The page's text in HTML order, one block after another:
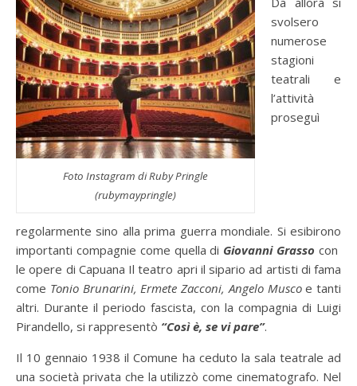
Foto Instagram di Ruby Pringle
(rubymaypringle)
svolsero
numerose
stagioni
teatrali e
l’attività
proseguì
regolarmente sino alla prima guerra mondiale. Si esibirono
importanti compagnie come quella di Giovanni Grasso con
le opere di Capuana Il teatro apri il sipario ad artisti di fama
come Tonio Brunarini, Ermete Zacconi, Angelo Muscoe tanti
altri. Durante il periodo fascista, con la compagnia di Luigi
Pirandello, si rappresentò “Così è, se vi pare”.
Il 10 gennaio 1938 il Comune ha ceduto la sala teatrale ad
una società privata che la utilizzò come cinematografo. Nel